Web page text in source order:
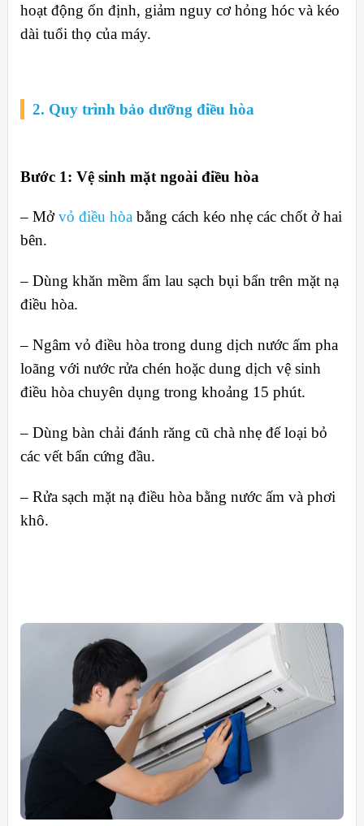
hoạt động ổn định, giảm nguy cơ hỏng hóc và kéo
dài tuổi thọ của máy.
2. Quy trình bảo dưỡng điều hòa
Bước 1: Vệ sinh mặt ngoài điều hòa
– Mởvỏ điều hòabằng cách kéo nhẹ các chốt ở hai
bên.
– Dùng khăn mềm ẩm lau sạch bụi bẩn trên mặt nạ
điều hòa.
– Ngâm vỏ điều hòa trong dung dịch nước ấm pha
loãng với nước rửa chén hoặc dung dịch vệ sinh
điều hòa chuyên dụng trong khoảng 15 phút.
– Dùng bàn chải đánh răng cũ chà nhẹ để loại bỏ
các vết bẩn cứng đầu.
– Rửa sạch mặt nạ điều hòa bằng nước ấm và phơi
khô.